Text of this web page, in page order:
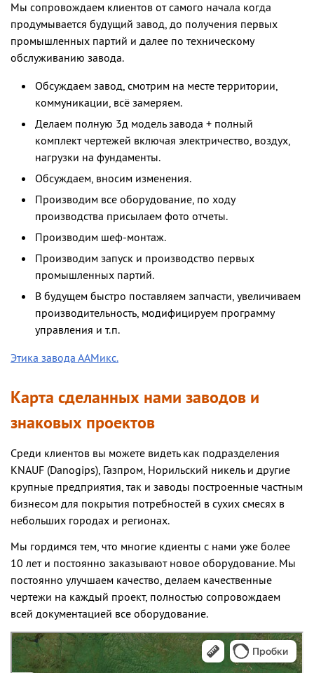
Мы сопровождаем клиентов от самого начала когда
продумывается будущий завод, до получения первых
промышленных партий и далее по техническому
обслуживанию завода.
Обсуждаем завод, смотрим на месте территории,
коммуникации, всё замеряем.
Делаем полную 3д модель завода + полный
комплект чертежей включая электричество, воздух,
нагрузки на фундаменты.
Обсуждаем, вносим изменения.
Производим все оборудование, по ходу
производства присылаем фото отчеты.
Производим шеф-монтаж.
Производим запуск и производство первых
промышленных партий.
В будущем быстро поставляем запчасти, увеличиваем
производительность, модифицируем программу
управления и т.п.
Этика завода ААМикс.
Карта сделанных нами заводов и
знаковых проектов
Среди клиентов вы можете видеть как подразделения
KNAUF (Danogips), Газпром, Норильский никель и другие
крупные предприятия, так и заводы построенные частным
бизнесом для покрытия потребностей в сухих смесях в
небольших городах и регионах.
Мы гордимся тем, что многие кдиенты с нами уже более
10 лет и постоянно заказывают новое оборудование. Мы
постоянно улучшаем качество, делаем качественные
чертежи на каждый проект, полностью сопровождаем
всей документацией все оборудование.
Яндекс.Карты
Яндекс.Карты — поиск мест и адресов, городской транспорт